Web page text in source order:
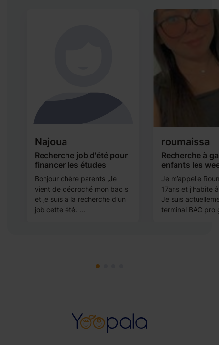
Najoua
Recherche job d'été pour
financer les études
Bonjour chère parents ,Je
vient de décroché mon bac s
et je suis a la recherche d'un
job cette été. ...
roumaissa
Recherche à
enfants les
Je m’appelle
17ans et j’habite
Je suis
terminal BAC pro